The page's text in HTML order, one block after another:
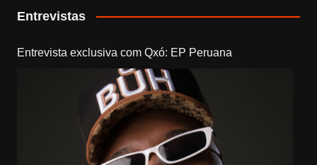
Entrevistas
Entrevista exclusiva com Qxó: EP Peruana